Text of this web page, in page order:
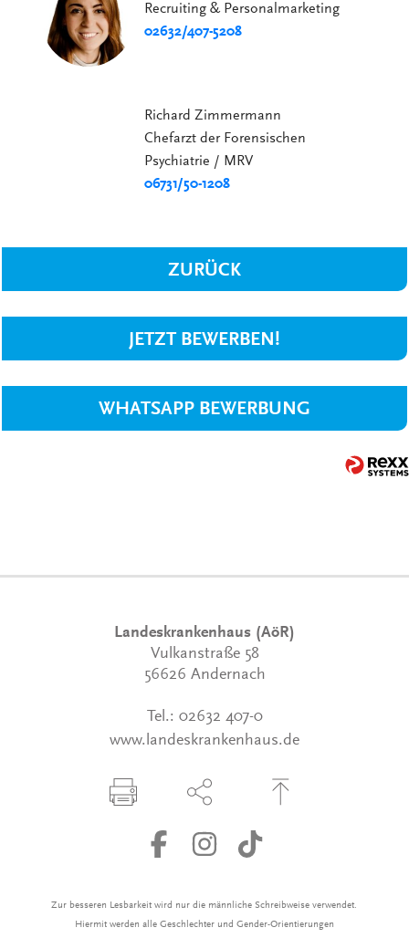
Recruiting & Personalmarketing
02632/407-5208
Richard Zimmermann
Chefarzt der Forensischen
Psychiatrie / MRV
06731/50-1208
ZURÜCK
JETZT BEWERBEN!
WHATSAPP BEWERBUNG
Landeskrankenhaus (AöR)
Vulkanstraße 58
56626 Andernach
Tel.: 02632 407-0
www.landeskrankenhaus.de
Zur besseren Lesbarkeit wird nur die männliche Schreibweise verwendet.
Hiermit werden alle Geschlechter und Gender-Orientierungen